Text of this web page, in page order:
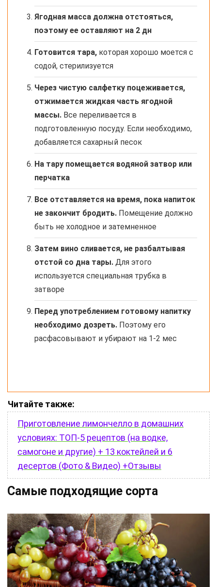
Ягодная масса должна отстояться,
поэтому ее оставляют на 2 дн
Готовится тара, которая хорошо моется с
содой, стерилизуется
Через чистую салфетку поцеживается,
отжимается жидкая часть ягодной
массы. Все переливается в
подготовленную посуду. Если необходимо,
добавляется сахарный песок
На тару помещается водяной затвор или
перчатка
Все отставляется на время, пока напиток
не закончит бродить. Помещение должно
быть не холодное и затемненное
Затем вино сливается, не разбалтывая
отстой со дна тары. Для этого
используется специальная трубка в
затворе
Перед употреблением готовому напитку
необходимо дозреть. Поэтому его
расфасовывают и убирают на 1-2 мес
Читайте также:
Приготовление лимончелло в домашних
условиях: ТОП-5 рецептов (на водке,
самогоне и другие) + 13 коктейлей и 6
десертов (Фото & Видео) +Отзывы
Самые подходящие сорта